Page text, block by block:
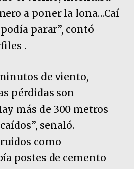
a poner la lona…Caí
parar”, contó
.
de viento,
pérdidas son
más de 300 metros
señaló.
como
postes de cemento